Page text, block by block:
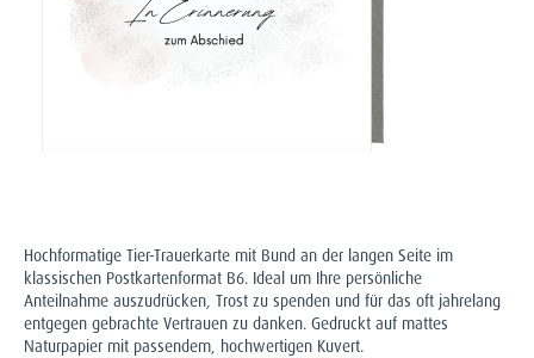
Hochformatige Tier-Trauerkarte mit Bund an der langen Seite im
klassischen Postkartenformat B6. Ideal um Ihre persönliche
Anteilnahme auszudrücken, Trost zu spenden und für das oft jahrelang
entgegen gebrachte Vertrauen zu danken. Gedruckt auf mattes
Naturpapier mit passendem, hochwertigen Kuvert.